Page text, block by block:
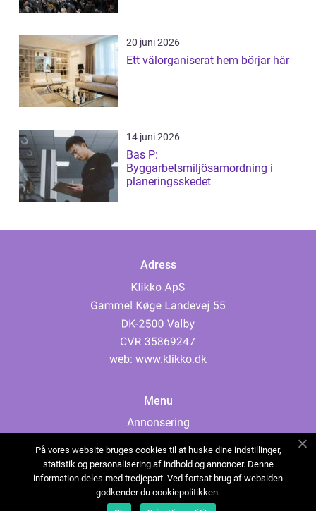
20 juni 2026
Ett välorganiserat hem börjar här
14 juni 2026
Bas P:
Byggarbetsmiljösamordning i
planeringsskedet
Adress
web: www.klikko.dk
Menu
Annonsering
Cookies
Kontakta oss
Sitemap
På vores website bruges cookies til at huske dine indstillinger,
statistik og personalisering af indhold og annoncer. Denne
information deles med tredjepart. Ved fortsat brug af websiden
godkender du cookiepolitikken.